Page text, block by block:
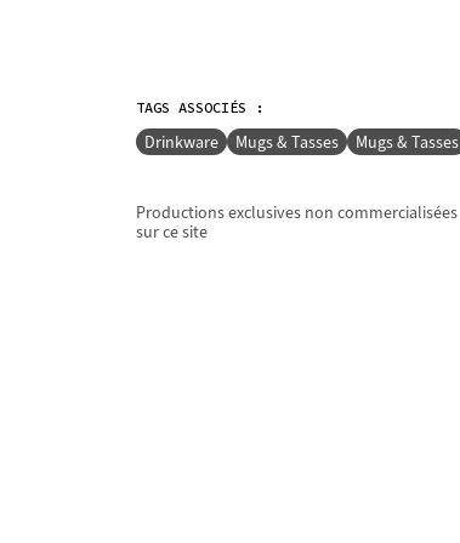
TAGS ASSOCIÉS :
Drinkware Mugs & Tasses Mugs & Tasses
Productions exclusives non commercialisées
sur ce site